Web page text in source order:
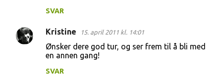
SVAR
Kristine 15. april 2011 kl. 14:01
Ønsker dere god tur, og ser frem til å bli med
en annen gang!
SVAR